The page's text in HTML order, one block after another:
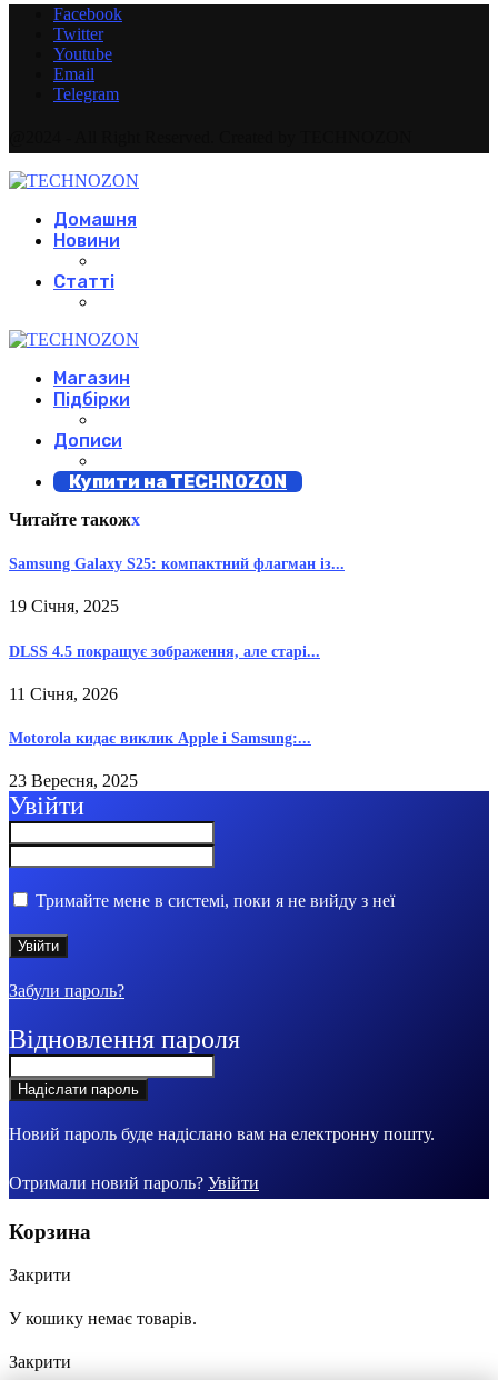
Facebook
Twitter
Youtube
Email
Telegram
Домашня
Новини
Статті
Магазин
Підбірки
Дописи
Купити на TECHNOZON
Читайте такожx
Samsung Galaxy S25: компактний флагман із...
19 Січня, 2025
DLSS 4.5 покращує зображення, але старі...
11 Січня, 2026
Motorola кидає виклик Apple і Samsung:...
23 Вересня, 2025
Увійти
Тримайте мене в системі, поки я не вийду з неї
Забули пароль?
Відновлення пароля
Новий пароль буде надіслано вам на електронну пошту.
Отримали новий пароль? Увійти
Корзина
Закрити
У кошику немає товарів.
Закрити